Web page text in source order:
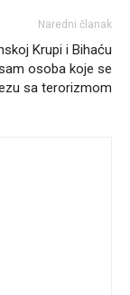
Naredni članak
Krupi i Bihaću
osoba koje se
sa terorizmom